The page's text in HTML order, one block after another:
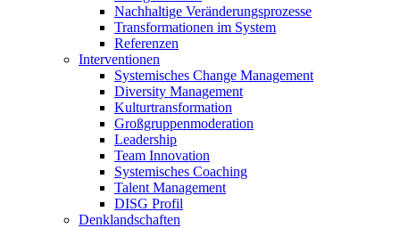
Nachhaltige Veränderungsprozesse
Transformationen im System
Referenzen
Interventionen
Systemisches Change Management
Diversity Management
Kulturtransformation
Großgruppenmoderation
Leadership
Team Innovation
Systemisches Coaching
Talent Management
DISG Profil
Denklandschaften